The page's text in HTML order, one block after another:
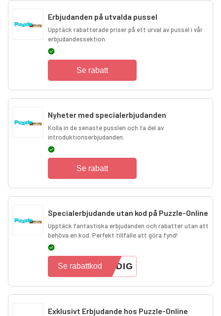
Erbjudanden på utvalda pussel
Upptäck rabatterade priser på ett urval av pussel i vår
erbjudandessektion.
Se rabatt
Nyheter med specialerbjudanden
Kolla in de senaste pusslen och ta del av
introduktionserbjudanden.
Se rabatt
Specialerbjudande utan kod på Puzzle-Online
Upptäck fantastiska erbjudanden och rabatter utan att
behöva en kod. Perfekt tillfälle att göra fynd!
NDIG
Se rabattkod
Exklusivt Erbjudande hos Puzzle-Online